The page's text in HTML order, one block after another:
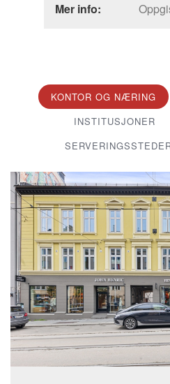
Mer info:
KONTOR OG NÆRING
INSTITUSJONER